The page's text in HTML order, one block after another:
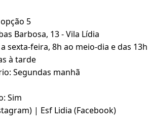
5
Barbosa, 13 - Vila Lídia
sexta-feira, 8h ao meio-dia e das
à tarde
Segundas manhã
Sim
| Esf Lidia (Facebook)